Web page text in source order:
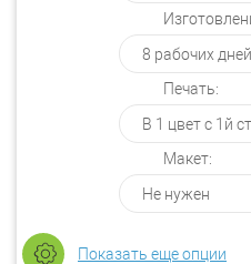
Печать:
Макет:
Показать еще опции